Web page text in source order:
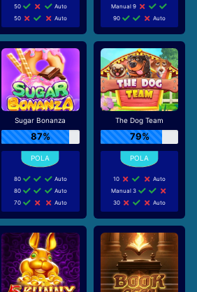
50
Auto
50
Auto
Manual 9
90
Auto
Sugar Bonanza
87%
80
Auto
80
Auto
70
Auto
The Dog Team
79%
10
Auto
Manual 3
30
Auto